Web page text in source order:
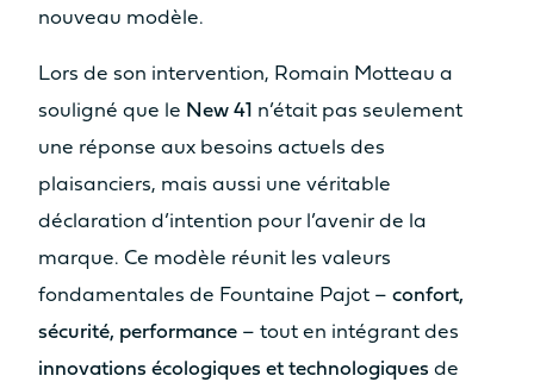
nouveau modèle.
Lors de son intervention, Romain Motteau a
souligné que le New 41 n’était pas seulement
une réponse aux besoins actuels des
plaisanciers, mais aussi une véritable
déclaration d’intention pour l’avenir de la
marque. Ce modèle réunit les valeurs
fondamentales de Fountaine Pajot – confort,
sécurité, performance – tout en intégrant des
innovations écologiques et technologiques de
14m²
SURFACE HABITABLE ESPACE
LOUNGE FLY
3.8m²
Bain de soleil
Oui
Table
Non
Assise
Non
10.7m²
Bain de soleil
Oui
Table
Non
Assise
Oui